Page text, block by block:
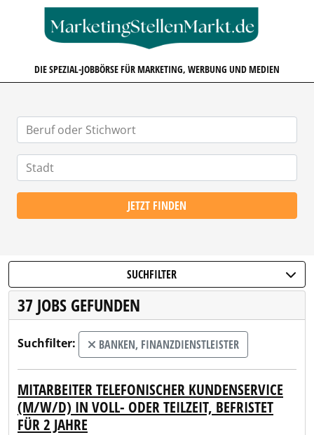
DIE SPEZIAL-JOBBÖRSE FÜR MARKETING, WERBUNG UND MEDIEN
JETZT FINDEN
SUCHFILTER
37 JOBS GEFUNDEN
Suchfilter: BANKEN, FINANZDIENSTLEISTER
MITARBEITER TELEFONISCHER KUNDENSERVICE
(M/W/D) IN VOLL- ODER TEILZEIT, BEFRISTET
FÜR 2 JAHRE